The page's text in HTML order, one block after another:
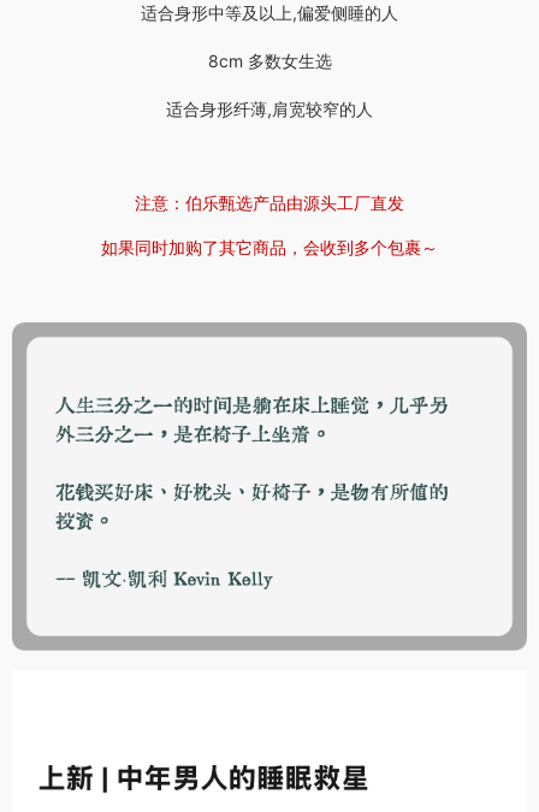
适合身形中等及以上,偏爱侧睡的人
8cm 多数女生选
适合身形纤薄,肩宽较窄的人
注意：伯乐甄选产品由源头工厂直发
如果同时加购了其它商品，会收到多个包裹～